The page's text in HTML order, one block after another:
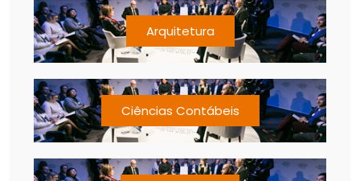
Arquitetura
Ciências Contábeis